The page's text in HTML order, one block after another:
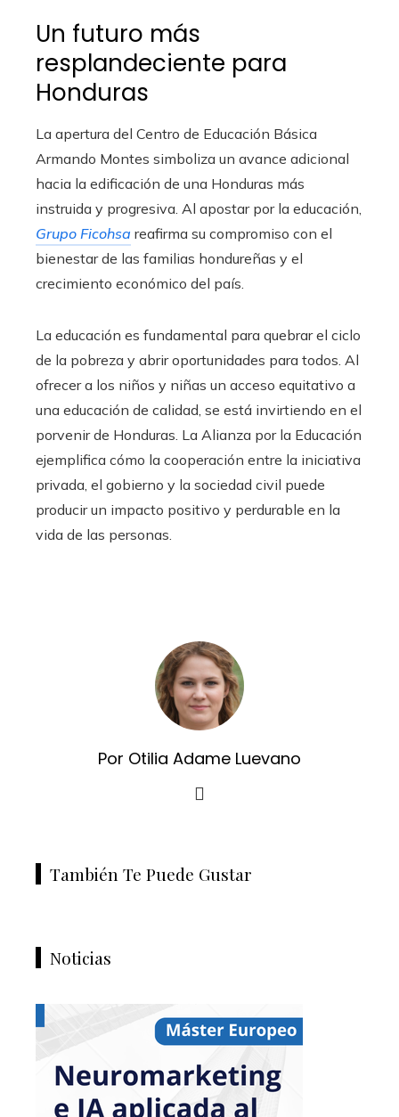
Un futuro más
resplandeciente para
Honduras
La apertura del Centro de Educación Básica
Armando Montes simboliza un avance adicional
hacia la edificación de una Honduras más
instruida y progresiva. Al apostar por la educación,
Grupo Ficohsa reafirma su compromiso con el
bienestar de las familias hondureñas y el
crecimiento económico del país.
La educación es fundamental para quebrar el ciclo
de la pobreza y abrir oportunidades para todos. Al
ofrecer a los niños y niñas un acceso equitativo a
una educación de calidad, se está invirtiendo en el
porvenir de Honduras. La Alianza por la Educación
ejemplifica cómo la cooperación entre la iniciativa
privada, el gobierno y la sociedad civil puede
producir un impacto positivo y perdurable en la
vida de las personas.
Por Otilia Adame Luevano
También Te Puede Gustar
Noticias